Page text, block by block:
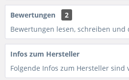
Bewertungen
2
Bewertungen lesen, schreiben und
Infos zum Hersteller
Folgende Infos zum Hersteller sind